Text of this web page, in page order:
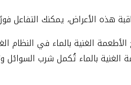
هذه الأعراض، يمكنك التفاعل
الغنية بالماء تُكمل شرب السوائل